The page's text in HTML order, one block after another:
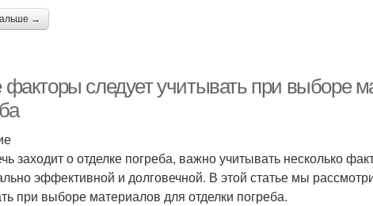
→
факторы следует учитывать при выборе
заходит о отделке погреба, важно учитывать несколько
эффективной и долговечной. В этой статье мы
при выборе материалов для отделки погреба.